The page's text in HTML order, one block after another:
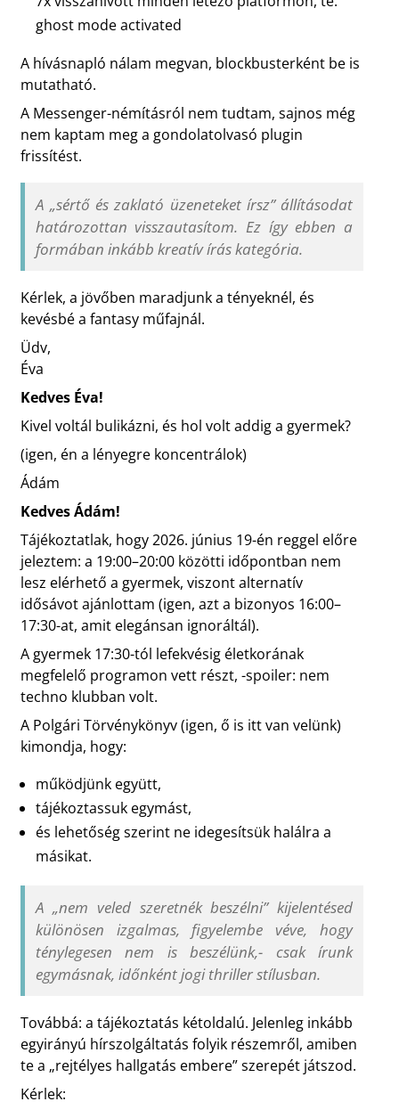
ghost mode activated
A hívásnapló nálam megvan, blockbusterként be is
mutatható.
A Messenger-némításról nem tudtam, sajnos még
nem kaptam meg a gondolatolvasó plugin
frissítést.
A „sértő és zaklató üzeneteket írsz” állításodat
határozottan visszautasítom. Ez így ebben a
formában inkább kreatív írás kategória.
Kérlek, a jövőben maradjunk a tényeknél, és
kevésbé a fantasy műfajnál.
Üdv,
Éva
Kedves Éva!
Kivel voltál bulikázni, és hol volt addig a gyermek?
(igen, én a lényegre koncentrálok)
Ádám
Kedves Ádám!
Tájékoztatlak, hogy 2026. június 19-én reggel előre
jeleztem: a 19:00–20:00 közötti időpontban nem
lesz elérhető a gyermek, viszont alternatív
idősávot ajánlottam (igen, azt a bizonyos 16:00–
17:30-at, amit elegánsan ignoráltál).
A gyermek 17:30-tól lefekvésig életkorának
megfelelő programon vett részt, -spoiler: nem
techno klubban volt.
A Polgári Törvénykönyv (igen, ő is itt van velünk)
kimondja, hogy:
működjünk együtt,
tájékoztassuk egymást,
és lehetőség szerint ne idegesítsük halálra a
másikat.
A „nem veled szeretnék beszélni” kijelentésed
különösen izgalmas, figyelembe véve, hogy
ténylegesen nem is beszélünk,- csak írunk
egymásnak, időnként jogi thriller stílusban.
Továbbá: a tájékoztatás kétoldalú. Jelenleg inkább
egyirányú hírszolgáltatás folyik részemről, amiben
te a „rejtélyes hallgatás embere” szerepét játszod.
Kérlek: